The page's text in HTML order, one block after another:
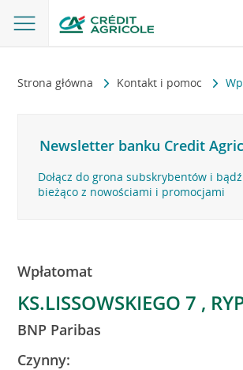
Strona główna Kontakt i pomoc
Newsletter banku Credit
Dołącz do grona subskrybentów i
bieżąco z nowościami i promocjami
Wpłatomat
KS.LISSOWSKIEGO 7 ,
BNP Paribas
Czynny: